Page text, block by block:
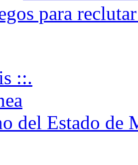
para
::.
del Estado de